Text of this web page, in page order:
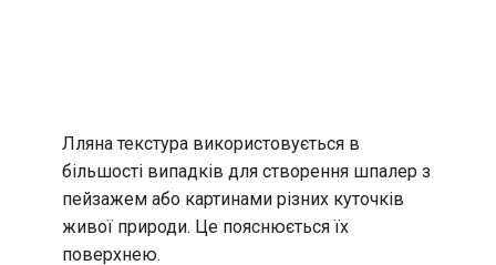
Лляна текстура використовується в
більшості випадків для створення шпалер з
пейзажем або картинами різних куточків
живої природи. Це пояснюється їх
поверхнею.